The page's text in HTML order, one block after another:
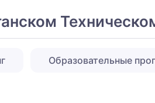
Образовательные